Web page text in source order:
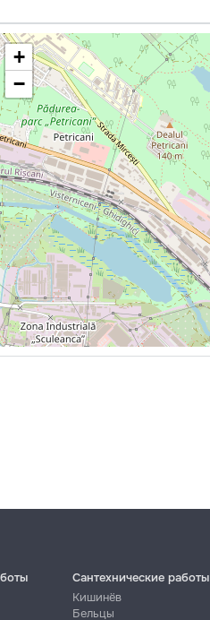
+
−
Сантехнические работы
Кишинёв
Бельцы